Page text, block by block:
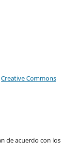
Creative Commons
de acuerdo con los